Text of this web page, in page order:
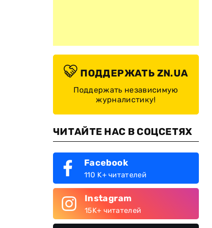
ПОДДЕРЖАТЬ ZN.UA
Поддержать независимую
журналистику!
ЧИТАЙТЕ НАС В СОЦСЕТЯХ
Facebook
110 K+ читателей
Instagram
15K+ читателей